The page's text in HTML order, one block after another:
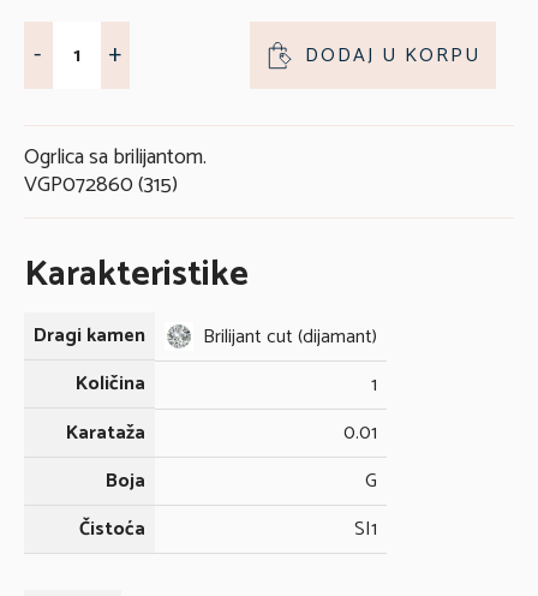
- + DODAJ U KORPU
Ogrlica sa brilijantom.
VGP072860 (315)
Karakteristike
Dragi kamen
Količina
Karataža
Boja
Čistoća
Brilijant cut (dijamant)
1
0.01
G
SI1